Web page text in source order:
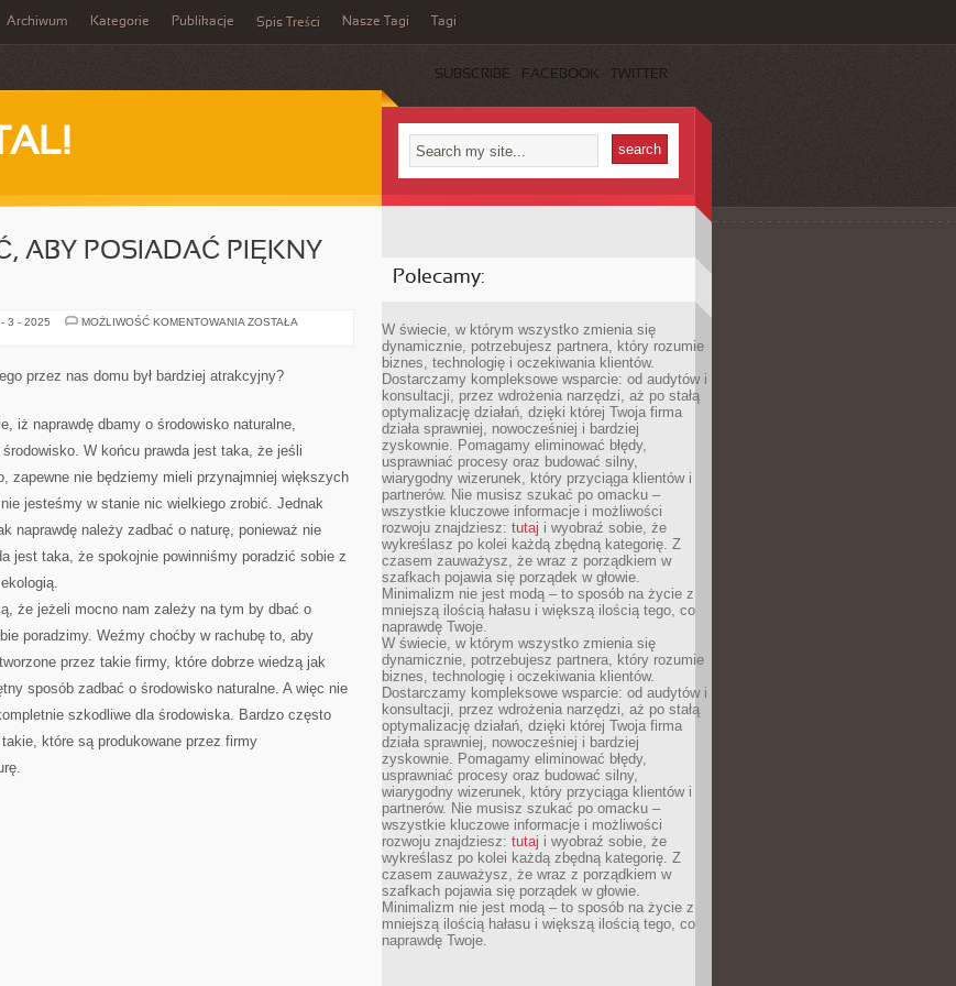
Archiwum Kategorie Publikacje Spis Treści Nasze Tagi Tagi
SUBSCRIBE FACEBOOK TWITTER
ABY POSIADAĆ PIĘKNY
3 - 2025 MOŻLIWOŚĆ KOMENTOWANIA CO
POSIADAĆ
PIĘKNY
ZOSTAŁA
przez nas domu był bardziej atrakcyjny?
iż naprawdę dbamy o środowisko naturalne,
W końcu prawda jest taka, że jeśli
zapewne nie będziemy mieli przynajmniej większych
jesteśmy w stanie nic wielkiego zrobić. Jednak
naprawdę należy zadbać o naturę, ponieważ nie
jest taka, że spokojnie powinniśmy poradzić sobie z
że jeżeli mocno nam zależy na tym by dbać o
poradzimy. Weźmy choćby w rachubę to, aby
przez takie firmy, które dobrze wiedzą jak
sposób zadbać o środowisko naturalne. A więc nie
szkodliwe dla środowiska. Bardzo często
które są produkowane przez firmy
Polecamy:
W świecie, w którym wszystko zmienia się
dynamicznie, potrzebujesz partnera, który rozumie
biznes, technologię i oczekiwania klientów.
Dostarczamy kompleksowe wsparcie: od audytów i
konsultacji, przez wdrożenia narzędzi, aż po stałą
optymalizację działań, dzięki której Twoja firma
działa sprawniej, nowocześniej i bardziej
zyskownie. Pomagamy eliminować błędy,
usprawniać procesy oraz budować silny,
wiarygodny wizerunek, który przyciąga klientów i
partnerów. Nie musisz szukać po omacku –
wszystkie kluczowe informacje i możliwości
rozwoju znajdziesz: tutaj i wyobraź sobie, że
wykreślasz po kolei każdą zbędną kategorię. Z
czasem zauważysz, że wraz z porządkiem w
szafkach pojawia się porządek w głowie.
Minimalizm nie jest modą – to sposób na życie z
mniejszą ilością hałasu i większą ilością tego, co
naprawdę Twoje.
W świecie, w którym wszystko zmienia się
dynamicznie, potrzebujesz partnera, który rozumie
biznes, technologię i oczekiwania klientów.
Dostarczamy kompleksowe wsparcie: od audytów i
konsultacji, przez wdrożenia narzędzi, aż po stałą
optymalizację działań, dzięki której Twoja firma
działa sprawniej, nowocześniej i bardziej
zyskownie. Pomagamy eliminować błędy,
usprawniać procesy oraz budować silny,
wiarygodny wizerunek, który przyciąga klientów i
partnerów. Nie musisz szukać po omacku –
wszystkie kluczowe informacje i możliwości
rozwoju znajdziesz: tutaj i wyobraź sobie, że
wykreślasz po kolei każdą zbędną kategorię. Z
czasem zauważysz, że wraz z porządkiem w
szafkach pojawia się porządek w głowie.
Minimalizm nie jest modą – to sposób na życie z
mniejszą ilością hałasu i większą ilością tego, co
naprawdę Twoje.